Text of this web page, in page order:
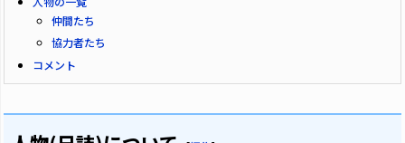
仲間たち
協力者たち
コメント